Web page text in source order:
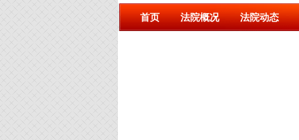
首页 法院概况 法院动态